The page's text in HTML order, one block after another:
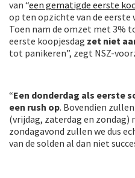
van “een gematigde eerste
op ten opzichte van de eerste
Toen nam de omzet met 3%
eerste koopjesdag zet niet
tot panikeren”, zegt NSZ-
“Een donderdag als eerste
een rush op. Bovendien
(vrijdag, zaterdag en zondag)
zondagavond zullen we dus
van de solden al dan niet